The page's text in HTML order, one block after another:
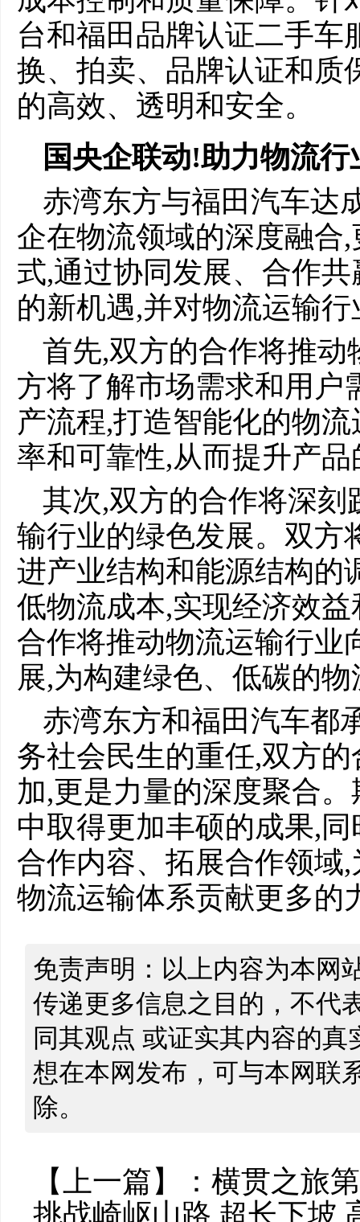
台和福田品牌认证二手车
换、拍卖、品牌认证和质
的高效、透明和安全。
国央企联动!助力物流
赤湾东方与福田汽车达
企在物流领域的深度融合
式,通过协同发展、合作
的新机遇,并对物流运输
首先,双方的合作将推
方将了解市场需求和用户
产流程,打造智能化的物
率和可靠性,从而提升产
其次,双方的合作将深刻
输行业的绿色发展。双方
进产业结构和能源结构的
低物流成本,实现经济效
合作将推动物流运输行业
展,为构建绿色、低碳的
赤湾东方和福田汽车都
务社会民生的重任,双方
加,更是力量的深度聚合
中取得更加丰硕的成果,
合作内容、拓展合作领域
物流运输体系贡献更多的
免责声明：以上内容为本网
传递更多信息之目的，不代
同其观点 或证实其内容的
想在本网发布，可与本网联
除。
【上一篇】： 横贯之旅
挑战崎岖山路 超长下坡